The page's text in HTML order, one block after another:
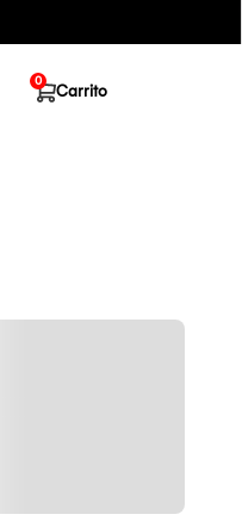
Carrito
0